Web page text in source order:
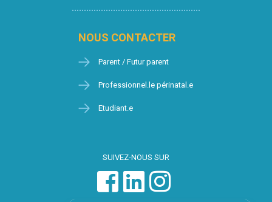
NOUS CONTACTER
Parent / Futur parent
Professionnel.le périnatal.e
Etudiant.e
SUIVEZ-NOUS SUR